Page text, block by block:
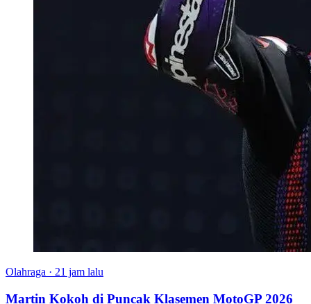
Olahraga · 21 jam lalu
Martin Kokoh di Puncak Klasemen MotoGP 2026